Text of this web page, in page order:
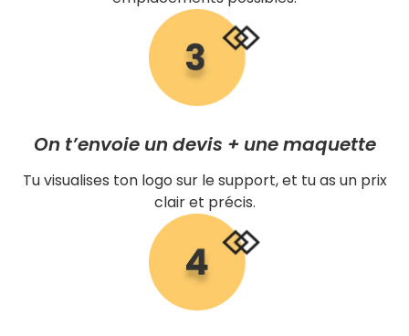
On t’envoie un devis + une maquette
Tu visualises ton logo sur le support, et tu as un prix
clair et précis.